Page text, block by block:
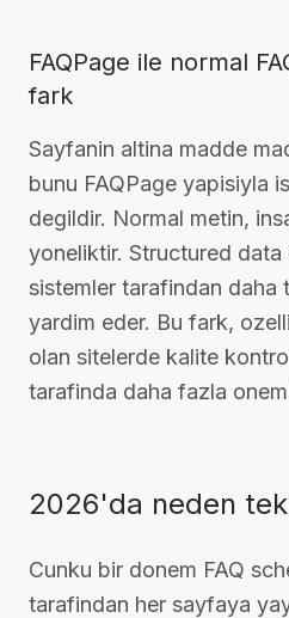
FAQPage ile normal
fark
Sayfanin altina madde
bunu FAQPage yapisiyla
degildir. Normal metin,
yoneliktir. Structured data
sistemler tarafindan daha
yardim eder. Bu fark,
olan sitelerde kalite
tarafinda daha fazla
2026'da neden
Cunku bir donem FAQ
tarafindan her sayfaya